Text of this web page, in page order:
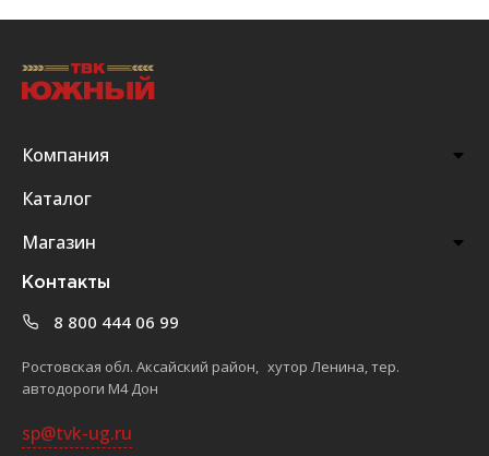
Компания
Каталог
Магазин
Контакты
8 800 444 06 99
Ростовская обл. Аксайский район, хутор Ленина, тер.
автодороги М4 Дон
sp@tvk-ug.ru